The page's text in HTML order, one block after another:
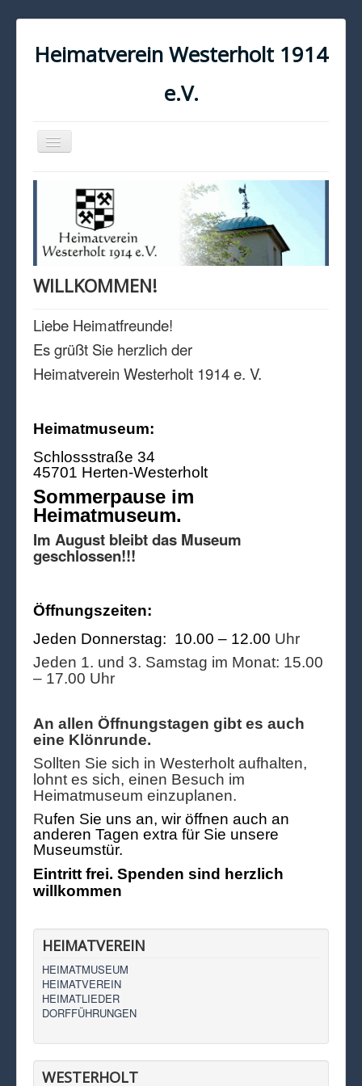
Heimatverein Westerholt 1914
e.V.
Navigation
an/aus
KONTAKT
IMPRESSUM
DATENSCHUTZ
WILLKOMMEN!
Liebe Heimatfreunde!
Es grüßt Sie herzlich der
Heimatverein Westerholt 1914 e. V.
Heimatmuseum:
Schlossstraße 34
45701 Herten-Westerholt
Sommerpause im
Heimatmuseum.
Im August bleibt das Museum
geschlossen!!!
Öffnungszeiten:
Jeden Donnerstag: 10.00 – 12.00 Uhr
Jeden 1. und 3. Samstag im Monat: 15.00
– 17.00 Uhr
An allen Öffnungstagen gibt es auch
eine Klönrunde.
Sollten Sie sich in Westerholt aufhalten,
lohnt es sich, einen Besuch im
Heimatmuseum einzuplanen.
Rufen Sie uns an, wir öffnen auch an
anderen Tagen extra für Sie unsere
Museumstür.
Eintritt frei. Spenden sind herzlich
willkommen
HEIMATVEREIN
HEIMATMUSEUM
HEIMATVEREIN
HEIMATLIEDER
DORFFÜHRUNGEN
WESTERHOLT